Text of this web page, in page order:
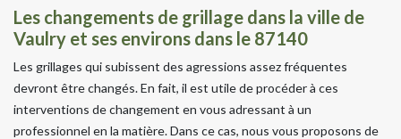
Les changements de grillage dans la ville de
Vaulry et ses environs dans le 87140
Les grillages qui subissent des agressions assez fréquentes
devront être changés. En fait, il est utile de procéder à ces
interventions de changement en vous adressant à un
professionnel en la matière. Dans ce cas, nous vous proposons de